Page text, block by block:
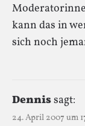
kann das in
sich noch
Dennissagt:
24. April 2007 um